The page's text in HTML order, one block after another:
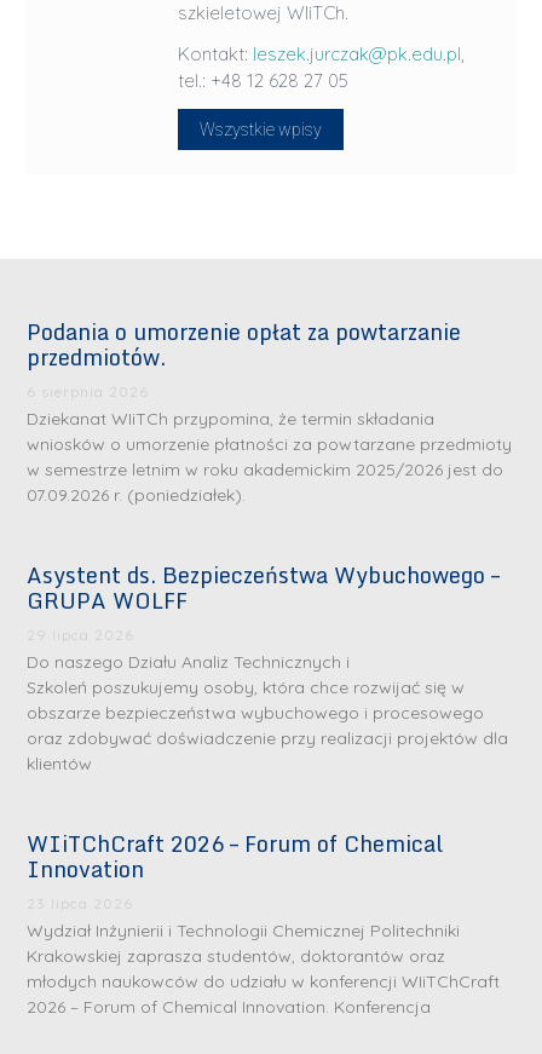
szkieletowej WIiTCh.
Kontakt: leszek.jurczak@pk.edu.pl,
tel.: +48 12 628 27 05
Wszystkie wpisy
Podania o umorzenie opłat za powtarzanie
przedmiotów.
6 sierpnia 2026
Dziekanat WIiTCh przypomina, że termin składania
wniosków o umorzenie płatności za powtarzane przedmioty
w semestrze letnim w roku akademickim 2025/2026 jest do
07.09.2026 r. (poniedziałek).
Asystent ds. Bezpieczeństwa Wybuchowego –
GRUPA WOLFF
29 lipca 2026
Do naszego Działu Analiz Technicznych i
Szkoleń poszukujemy osoby, która chce rozwijać się w
obszarze bezpieczeństwa wybuchowego i procesowego
oraz zdobywać doświadczenie przy realizacji projektów dla
klientów
WIiTChCraft 2026 – Forum of Chemical
Innovation
23 lipca 2026
Wydział Inżynierii i Technologii Chemicznej Politechniki
Krakowskiej zaprasza studentów, doktorantów oraz
młodych naukowców do udziału w konferencji WIiTChCraft
2026 – Forum of Chemical Innovation. Konferencja